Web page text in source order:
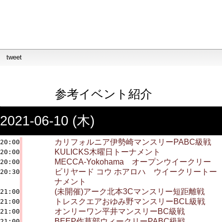
tweet
参考イベント紹介
2021-06-10 (木)
20:00 カリフォルニア伊勢崎マンスリーPABC級戦
20:00 KULICKS木曜日トーナメント
20:00 MECCA-Yokohama オープンウイークリー
20:30
ビリヤード コウ ホアロハ ウイークリートー
ナメント
21:00 (未開催)アーク北本3Cマンスリー短距離戦
21:00 トレスクエアおゆみ野マンスリーBCL級戦
21:00 オンリーワン平井マンスリーBC級戦